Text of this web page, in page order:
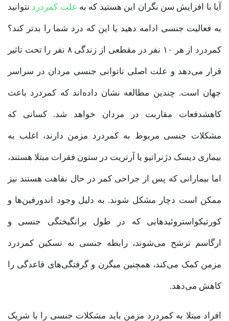
آیا با افزایش سن نگران این هستید که به علت کمردرد نتوانید
به فعالیت جنسی ادامه دهید یا این که درد شما را بدتر کند؟
کمردرد از هر ۱۰ نفر در مقطعی از زندگی ۸ نفر را تحت تاثیر
قرار می‌دهد و علت اصلی ناتوانی جنسی مردان در سراسر
جهان است. چندین مطالعه نشان داده‌اند که کمردرد باعث
کاهشدفعات مقاربت در مردان خواهد شد. کسانی که
مشکلات جنسی مربوط به کمردرد مزمن دارند، اغلب به
بیماری دیسک دژنراتیو یا آرتریت در ستون فقرات مبتلا هستند،
اما بیمارانی که پس از جراحی کمر در حال نقاهت هستند نیز
ممکن است دچار مشکل شوند. به دلیل وجود اندورفین‌ها و
کورتیکواستروئیدهایی که در طول برانگیختگی جنسی و
ارگاسم ترشح می‌شوند، رابطه جنسی به تسکین کمردرد
مزمن کمک می‌کند، همچنین میگرن و گرفتگی‌های قاعدگی را
کاهش می‌دهد.
افراد مبتلا به کمردرد مزمن باید مشکلات جنسی را با شریک